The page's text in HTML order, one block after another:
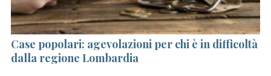
Case popolari: agevolazioni per chi è in difficoltà
dalla regione Lombardia